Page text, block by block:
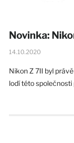
Novinka:
14.10.2020
Nikon Z 7II byl
lodí této